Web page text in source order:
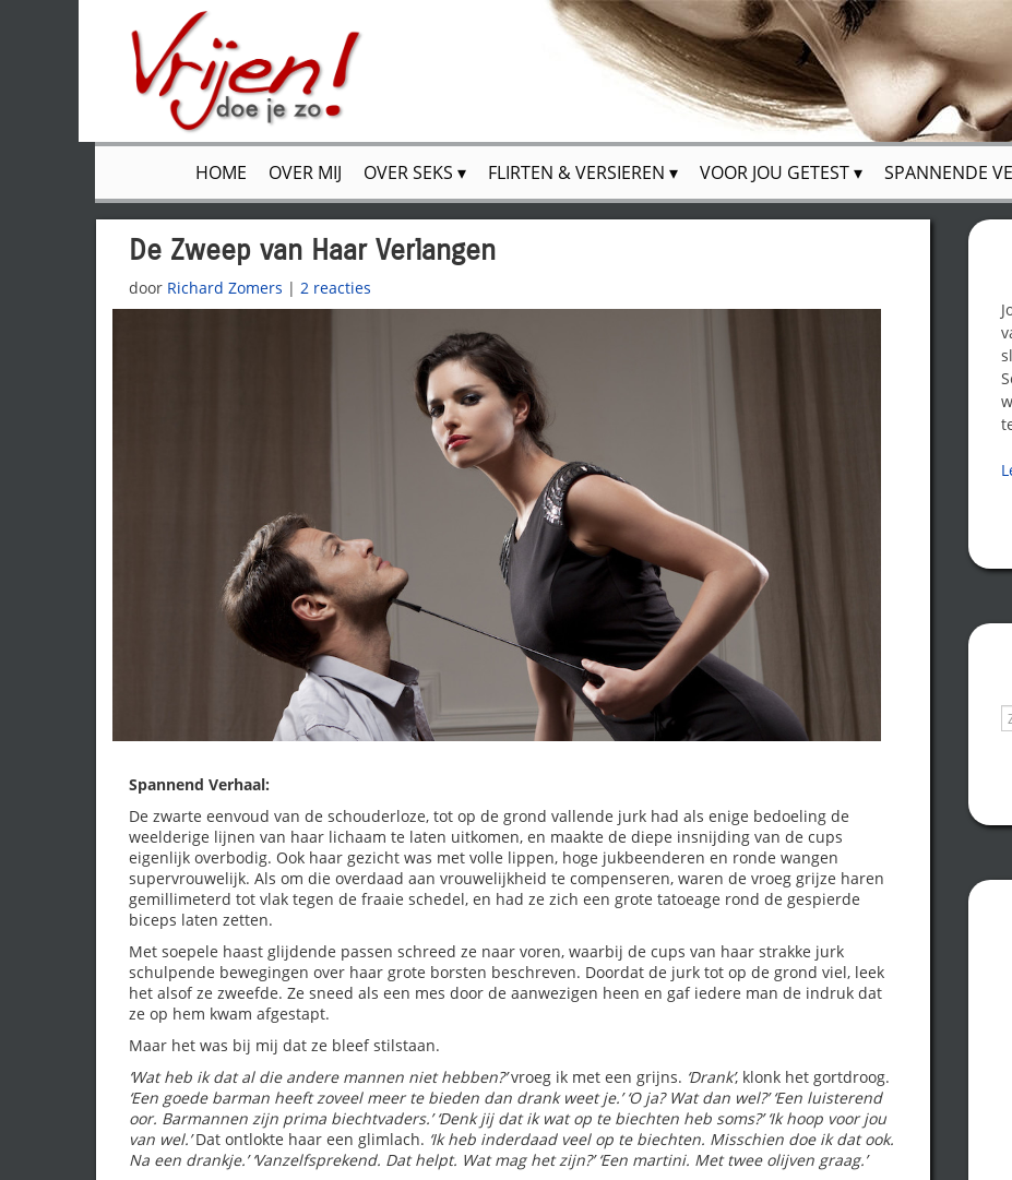
HOME OVER MIJ OVER SEKS FLIRTEN & VERSIEREN VOOR JOU GETEST SPANNENDE
De Zweep van Haar Verlangen
door Richard Zomers | 2 reacties
Spannend Verhaal:
De zwarte eenvoud van de schouderloze, tot op de grond vallende jurk had als enige bedoeling de
weelderige lijnen van haar lichaam te laten uitkomen, en maakte de diepe insnijding van de cups
eigenlijk overbodig. Ook haar gezicht was met volle lippen, hoge jukbeenderen en ronde wangen
supervrouwelijk. Als om die overdaad aan vrouwelijkheid te compenseren, waren de vroeg grijze haren
gemillimeterd tot vlak tegen de fraaie schedel, en had ze zich een grote tatoeage rond de gespierde
biceps laten zetten.
Met soepele haast glijdende passen schreed ze naar voren, waarbij de cups van haar strakke jurk
schulpende bewegingen over haar grote borsten beschreven. Doordat de jurk tot op de grond viel, leek
het alsof ze zweefde. Ze sneed als een mes door de aanwezigen heen en gaf iedere man de indruk dat
ze op hem kwam afgestapt.
Maar het was bij mij dat ze bleef stilstaan.
‘Wat heb ik dat al die andere mannen niet hebben?’vroeg ik met een grijns. ‘Drank’, klonk het gortdroog.
‘Een goede barman heeft zoveel meer te bieden dan drank weet je.’ ‘O ja? Wat dan wel?’ ‘Een luisterend
oor. Barmannen zijn prima biechtvaders.’ ‘Denk jij dat ik wat op te biechten heb soms?’ ‘Ik hoop voor jou
van wel.’Dat ontlokte haar een glimlach. ‘Ik heb inderdaad veel op te biechten. Misschien doe ik dat ook.
Na een drankje.’ ‘Vanzelfsprekend. Dat helpt. Wat mag het zijn?’ ‘Een martini. Met twee olijven graag.’